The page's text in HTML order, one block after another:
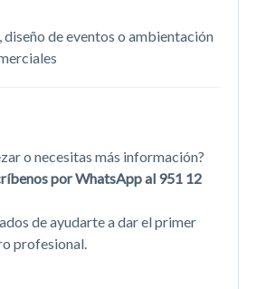
diseño de eventos o ambientación
o necesitas más información?
por WhatsApp al 951 12
de ayudarte a dar el primer
profesional.